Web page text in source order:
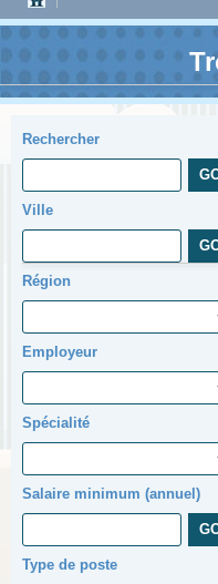
Rechercher
Ville
Région
Employeur
Spécialité
Salaire minimum (annuel)
Type de poste